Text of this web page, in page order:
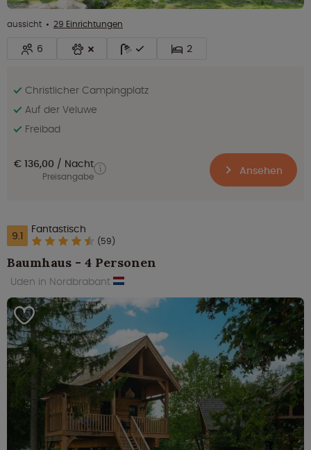
aussicht 29 Einrichtungen
6 2
Christlicher Campingplatz
Auf der Veluwe
Freibad
€ 136,00 Nacht
Preisangabe Ansehen
9.1 Fantastisch
(59)
Baumhaus - 4 Personen
Uden in Nordbrabant